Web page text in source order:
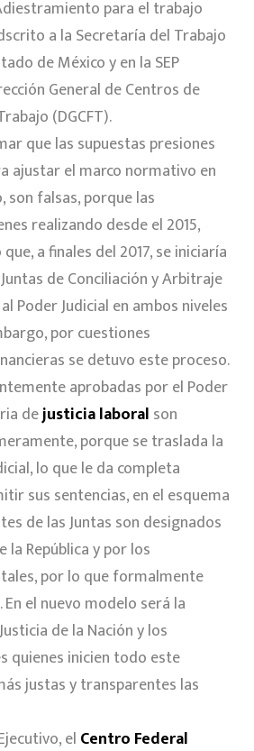
para el trabajo
a la Secretaría del Trabajo
de México y en la SEP
General de Centros de
(DGCFT).
que las supuestas presiones
ajustar el marco normativo en
falsas, porque las
realizando desde el 2015,
a finales del 2017, se iniciaría
de Conciliación y Arbitraje
Poder Judicial en ambos niveles
por cuestiones
se detuvo este proceso.
aprobadas por el Poder
dejusticia laboral son
porque se traslada la
lo que le da completa
sus sentencias, en el esquema
de las Juntas son designados
República y por los
por lo que formalmente
el nuevo modelo será la
de la Nación y los
quienes inicien todo este
justas y transparentes las
el Centro Federal